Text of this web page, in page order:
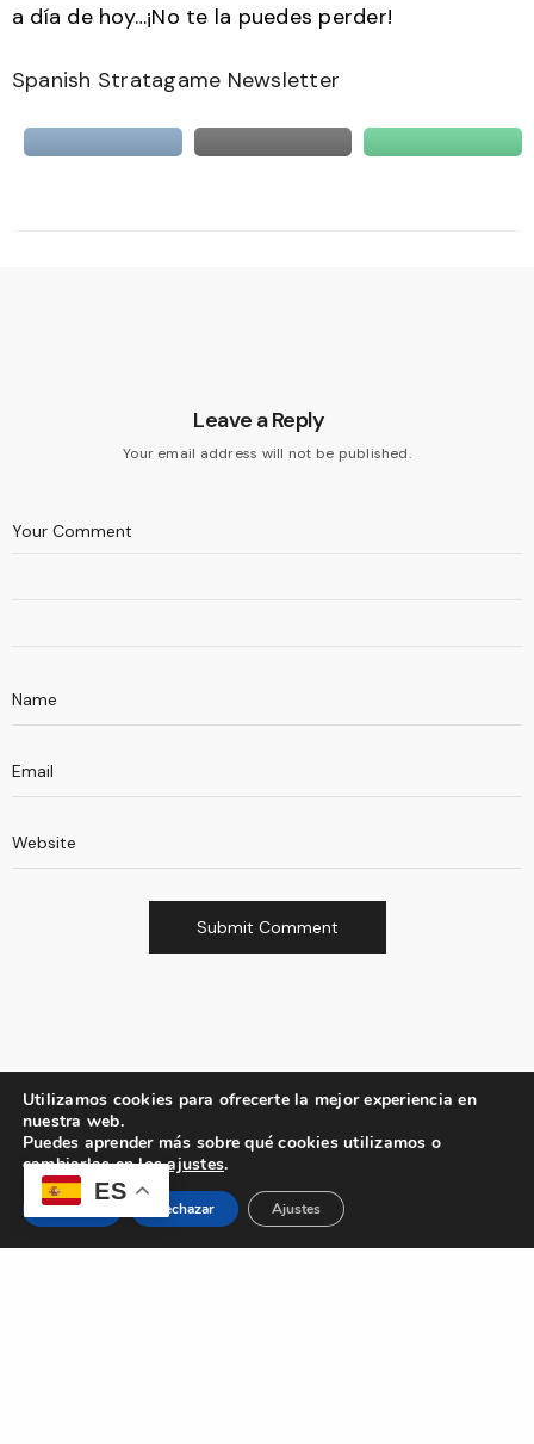
a día de hoy…¡No te la puedes perder!
Spanish Stratagame Newsletter
Leave a Reply
Your email address will not be published.
ES
Utilizamos cookies para ofrecerte la mejor experiencia en
nuestra web.
Puedes aprender más sobre qué cookies utilizamos o
cambiarlas en losajustes.
Aceptar Rechazar Ajustes